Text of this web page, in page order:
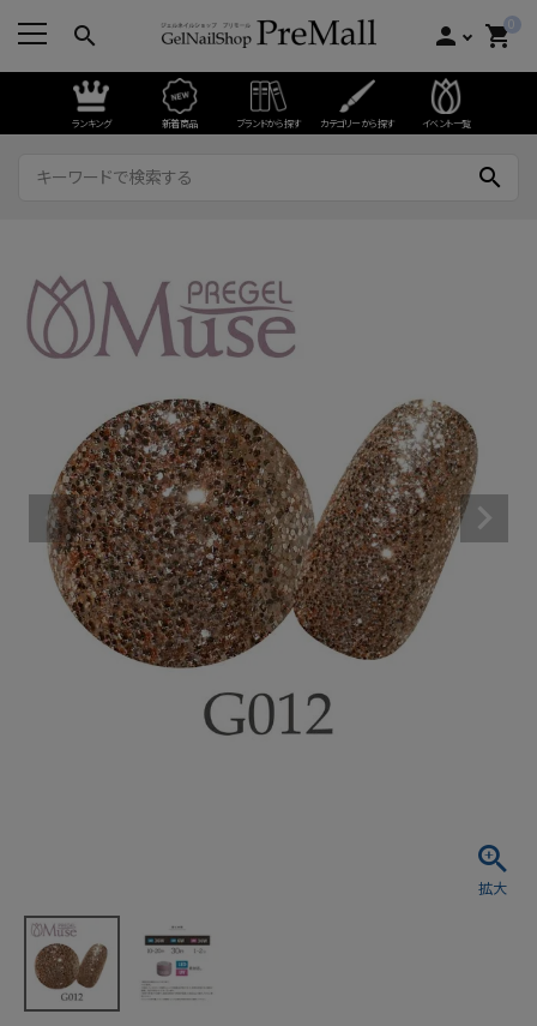
search person 0
shopping_cart
ランキング 新着商品 ブランドから探す カテゴリーから探す イベント一覧
search